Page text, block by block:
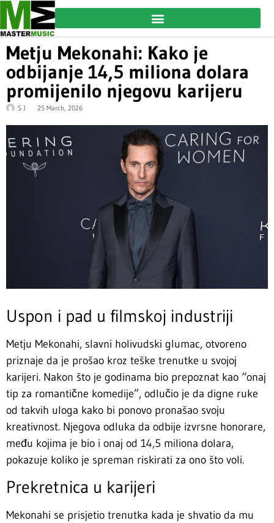
Metju Mekonahi: Kako je
odbijanje 14,5 miliona dolara
promijenilo njegovu karijeru
S J 25 March, 2026
Uspon i pad u filmskoj industriji
Metju Mekonahi, slavni holivudski glumac, otvoreno
priznaje da je prošao kroz teške trenutke u svojoj
karijeri. Nakon što je godinama bio prepoznat kao “onaj
tip za romantične komedije”, odlučio je da digne ruke
od takvih uloga kako bi ponovo pronašao svoju
kreativnost. Njegova odluka da odbije izvrsne honorare,
među kojima je bio i onaj od 14,5 miliona dolara,
pokazuje koliko je spreman riskirati za ono što voli.
Prekretnica u karijeri
Mekonahi se prisjetio trenutka kada je shvatio da mu